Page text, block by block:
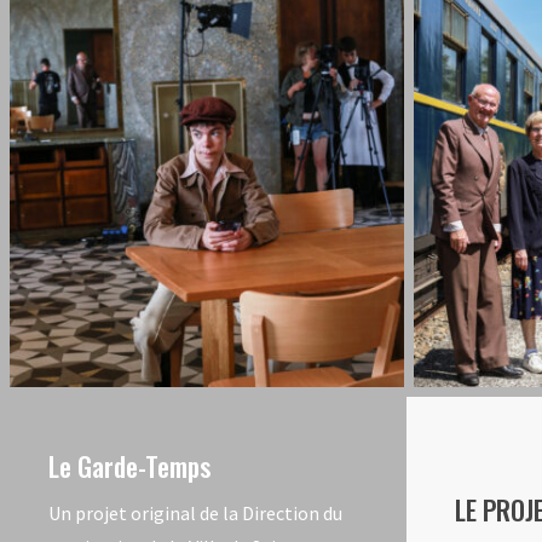
Le
Garde
Temps
-
Tournage
12
Le
Garde
Temps
-
Tournage
07
Le Garde-Temps
Un projet original de la Direction du
LE